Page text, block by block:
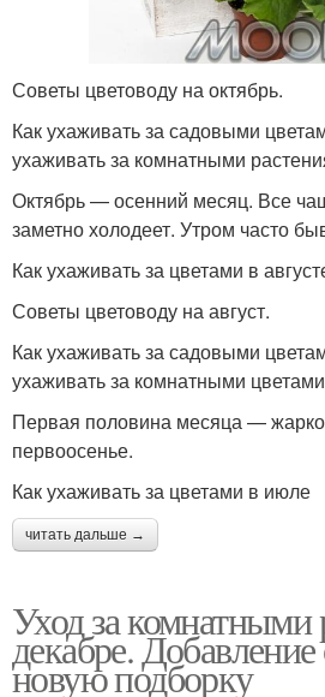
Советы цветоводу на октябрь.
Как ухаживать за садовыми
ухаживать за комнатными
Октябрь — осенний месяц. Все
заметно холодеет. Утром часто
Как ухаживать за цветами в
Советы цветоводу на август.
Как ухаживать за садовыми
ухаживать за комнатными
Первая половина месяца —
первоосенье.
Как ухаживать за цветами в июле
читать дальше →
Уход за комнатными
декабре. Добавление
новую подборку